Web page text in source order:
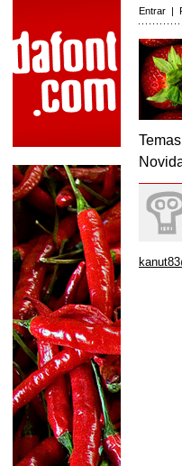
Entrar |
Temas